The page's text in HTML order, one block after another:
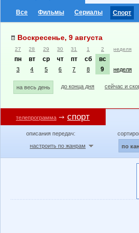
Все Фильмы Сериалы Спорт
Воскресенье, 9 августа
27 28 29 30 31 1 2 неделя
пн вт ср чт пт сб вс
3 4 5 6 7 8 9 неделя
на весь день до конца дня сейчас и
телепрограмма спорт
описания передач:
настроить по жанрам
по